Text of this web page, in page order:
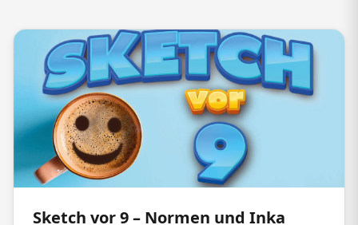
Sketch vor 9 – Normen und Inka